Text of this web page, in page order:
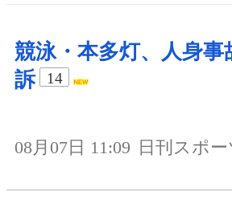
競泳・本多灯、人身事
訴
14
08月07日 11:09 日刊スポー